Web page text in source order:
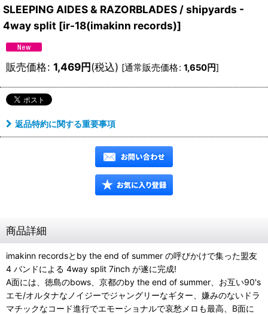
SLEEPING AIDES & RAZORBLADES / shipyards -
4way split [ir-18(imakinn records)]
販売価格: 1,469円(税込) [通常販売価格: 1,650円]
返品特約に関する重要事項
商品詳細
imakinn recordsとby the end of summer の呼びかけで集った盟友
4 バンドによる 4way split 7inch が遂に完成!
A面には、徳島のbows、京都のby the end of summer、お互い90's
エモ/オルタナなノイジーでジャングリーなギター、嫌みのないドラ
マチックなコード進行でエモーショナルで哀愁メロも最高、B面に